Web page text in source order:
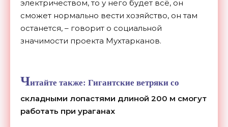
электричеством, то у него будет всё, он
сможет нормально вести хозяйство, он там
останется, – говорит о социальной
значимости проекта Мухтарканов.
Читайте также: Гигантские ветряки со
складными лопастями длиной 200 м смогут
работать при ураганах